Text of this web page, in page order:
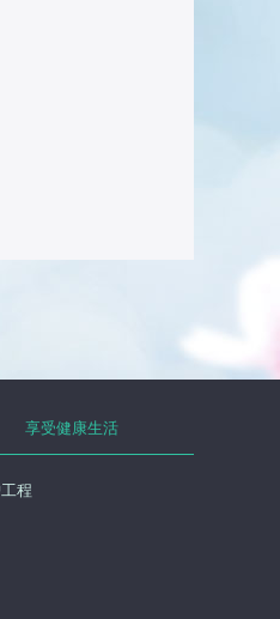
享受健康生活
程